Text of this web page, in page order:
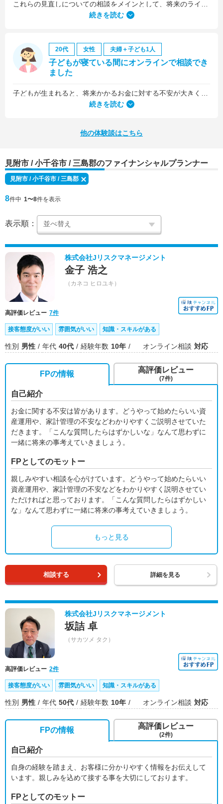
続きを読む
20代 女性 夫婦＋子ども1人
子どもが寝ている間にオンラインで相談でき
ました
何より、とても親身になって対応してくださって大満足。うちと同じように子どもの将来のお金のことで悩んでいる友人にも教えました。
続きを読む
他の体験談はこちら
見附市 / 小千谷市 / 三島郡のファイナンシャルプランナー
見附市 / 小千谷市 / 三島郡
8件中 1〜8件を表示
表示順：
株式会社Jリスクマネージメント
金子 浩之
（カネコ ヒロユキ）
高評価レビュー 7件
接客態度がいい 雰囲気がいい 知識・スキルがある
性別 男性 年代 40代 経験年数 10年 オンライン相談 対応
FPの情報
自己紹介
お金に関する不安は皆があります。どうやって始めたらいい資
産運用や、家計管理の不安などわかりやすくご説明させていた
だきます。「こんな質問したらはずかしいな」なんて思わずに
一緒に将来の事考えていきましょう。
FPとしてのモットー
親しみやすい相談を心がけています。どうやって始めたらいい
資産運用や、家計管理の不安などをわかりやすく説明させてい
ただければと思っております。「こんな質問したらはずかしい
な」なんて思わずに一緒に将来の事考えていきましょう。
もっと見る
高評価レビュー
(7件)
相談する 詳細を見る
株式会社Jリスクマネージメント
坂詰 卓
（サカツメ タク）
高評価レビュー 2件
接客態度がいい 雰囲気がいい 知識・スキルがある
性別 男性 年代 50代 経験年数 10年 オンライン相談 対応
FPの情報
自己紹介
自身の経験を踏まえ、お客様に分かりやすく情報をお伝えして
います。親しみを込めて接する事を大切にしております。
FPとしてのモットー
高評価レビュー
(2件)